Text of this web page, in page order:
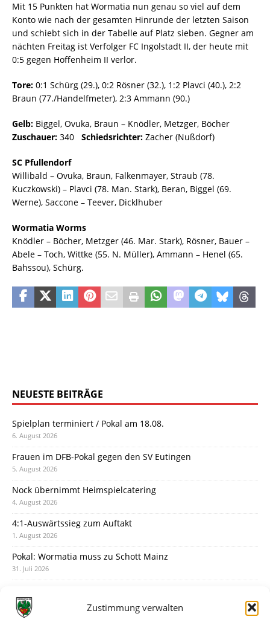
Zustimmung verwalten
Mit 15 Punkten hat Wormatia nun genau so viel auf dem
Konto wie nach der gesamten Hinrunde der letzten Saison
und schiebt sich in der Tabelle auf Platz sieben. Gegner am
nächten Freitag ist Verfolger FC Ingolstadt II, der heute mit
0:5 gegen Hoffenheim II verlor.
Tore: 0:1 Schürg (29.), 0:2 Rösner (32.), 1:2 Plavci (40.), 2:2
Braun (77./Handelfmeter), 2:3 Ammann (90.)
Gelb: Biggel, Ovuka, Braun – Knödler, Metzger, Böcher
Zuschauer: 340 Schiedsrichter: Zacher (Nußdorf)
SC Pfullendorf
Willibald – Ovuka, Braun, Falkenmayer, Straub (78.
Kuczkowski) – Plavci (78. Man. Stark), Beran, Biggel (69.
Werne), Saccone – Teever, Dicklhuber
Wormatia Worms
Knödler – Böcher, Metzger (46. Mar. Stark), Rösner, Bauer –
Abele – Toch, Wittke (55. N. Müller), Ammann – Henel (65.
Bahssou), Schürg.
NEUESTE BEITRÄGE
Spielplan terminiert / Pokal am 18.08.
6. August 2026
Frauen im DFB-Pokal gegen den SV Eutingen
5. August 2026
Nock übernimmt Heimspielcatering
4. August 2026
4:1-Auswärtssieg zum Auftakt
1. August 2026
Pokal: Wormatia muss zu Schott Mainz
31. Juli 2026
30. Juli 2026